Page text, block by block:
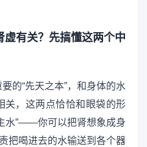
虚有关？先搞懂这两个中
的“先天之本”，和身体的水
关，这两点恰恰和眼袋的形
水”——你可以把肾想象成身
把喝进去的水输送到各个器